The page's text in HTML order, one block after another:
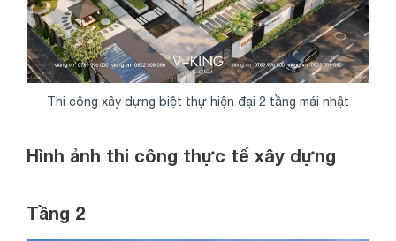
Thi công xây dựng biệt thự hiện đại 2 tầng mái nhật
Hình ảnh thi công thực tế xây dựng
Tầng 2